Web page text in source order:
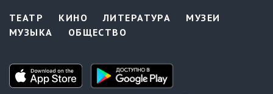
ТЕАТР КИНО ЛИТЕРАТУРА
МУЗЕИ
МУЗЫКА
ОБЩЕСТВО